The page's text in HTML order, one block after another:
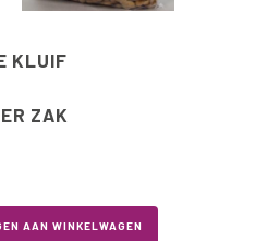
KLUIF
ZAK
AAN WINKELWAGEN